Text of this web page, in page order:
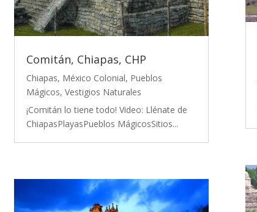
Comitán, Chiapas, CHP
Chiapas, México Colonial, Pueblos
Mágicos, Vestigios Naturales
¡Comitán lo tiene todo! Video: Llénate de
ChiapasPlayasPueblos MágicosSitios...